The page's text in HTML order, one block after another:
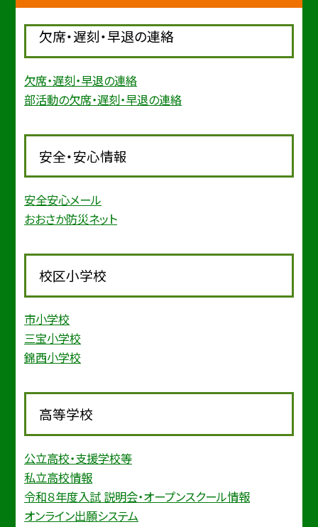
欠席・遅刻・早退の連絡
欠席・遅刻・早退の連絡
部活動の欠席・遅刻・早退の連絡
安全・安心情報
安全安心メール
おおさか防災ネット
校区小学校
市小学校
三宝小学校
錦西小学校
高等学校
公立高校・支援学校等
私立高校情報
令和８年度入試 説明会・オープンスクール情報
オンライン出願システム